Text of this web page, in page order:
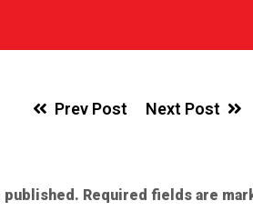
Prev Post Next Post
published. Required fields are